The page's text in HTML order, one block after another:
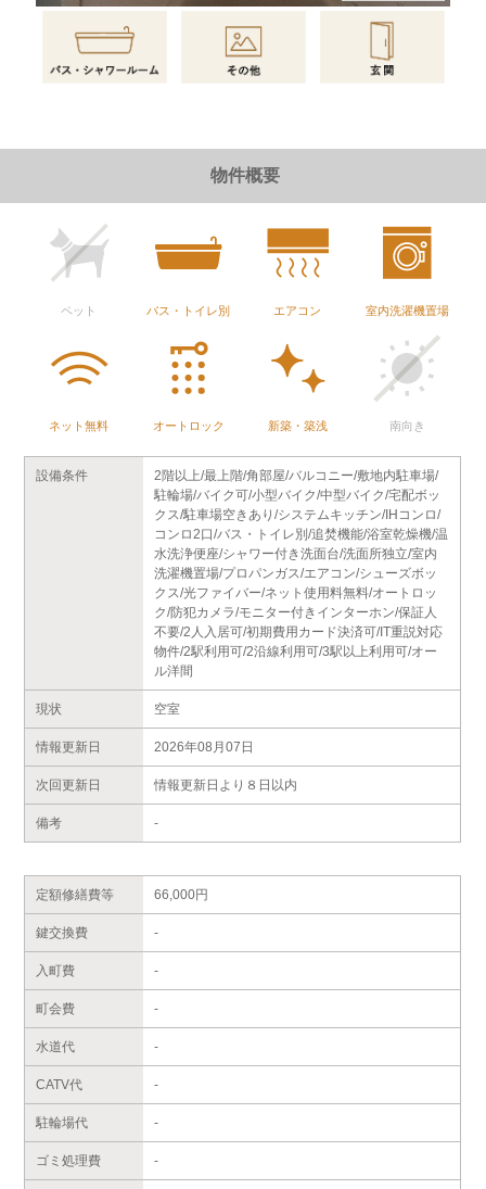
物件情報に戻る
物件概要
ペット バス・トイレ別 エアコン 室内洗濯機置場
ネット無料 オートロック 新築・築浅 南向き
設備条件
2階以上/最上階/角部屋/バルコニー/敷地内駐車場/
駐輪場/バイク可/小型バイク/中型バイク/宅配ボッ
クス/駐車場空きあり/システムキッチン/IHコンロ/
コンロ2口/バス・トイレ別/追焚機能/浴室乾燥機/温
水洗浄便座/シャワー付き洗面台/洗面所独立/室内
洗濯機置場/プロパンガス/エアコン/シューズボッ
クス/光ファイバー/ネット使用料無料/オートロッ
ク/防犯カメラ/モニター付きインターホン/保証人
不要/2人入居可/初期費用カード決済可/IT重説対応
物件/2駅利用可/2沿線利用可/3駅以上利用可/オー
ル洋間
現状 空室
情報更新日 2026年08月07日
次回更新日 情報更新日より８日以内
備考 -
定額修繕費等 66,000円
鍵交換費 -
入町費 -
町会費 -
水道代 -
CATV代 -
駐輪場代 -
ゴミ処理費 -